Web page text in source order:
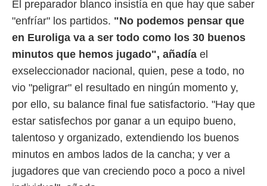
únicos
similares
como
IP
de
traten tus
en
a lo que
Para
su
El preparador blanco insistía en que hay que saber
"enfríar" los partidos. "No podemos pensar que
en Euroliga va a ser todo como los 30 buenos
minutos que hemos jugado", añadía el
exseleccionador nacional, quien, pese a todo, no
vio "peligrar" el resultado en ningún momento y,
por ello, su balance final fue satisfactorio. "Hay que
estar satisfechos por ganar a un equipo bueno,
talentoso y organizado, extendiendo los buenos
minutos en ambos lados de la cancha; y ver a
jugadores que van creciendo poco a poco a nivel